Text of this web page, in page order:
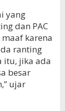
yang
dan PAC
karena
ranting
itu, jika ada
besar
ujar